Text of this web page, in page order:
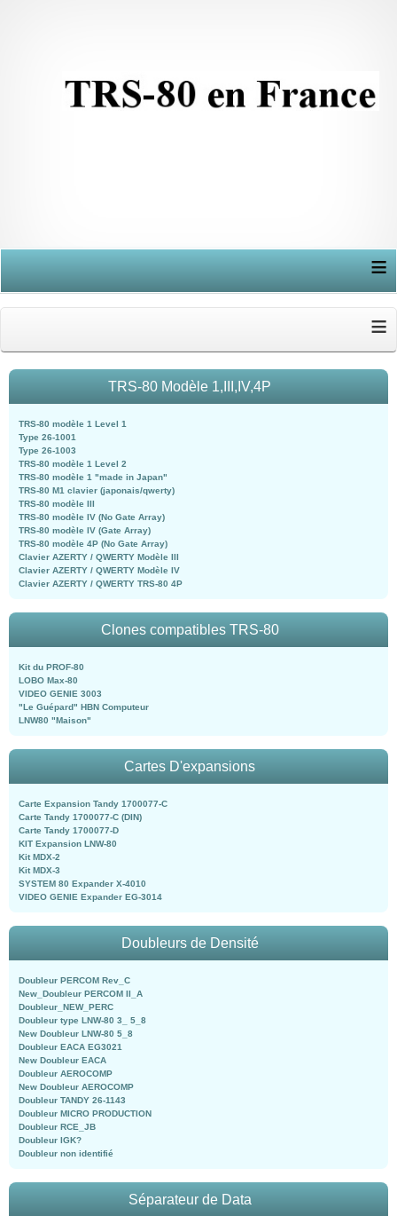
≡
≡
TRS-80 Modèle 1,III,IV,4P
TRS-80 modèle 1 Level 1
Type 26-1001
Type 26-1003
TRS-80 modèle 1 Level 2
TRS-80 modèle 1 "made in Japan"
TRS-80 M1 clavier (japonais/qwerty)
TRS-80 modèle III
TRS-80 modèle IV (No Gate Array)
TRS-80 modèle IV (Gate Array)
TRS-80 modèle 4P (No Gate Array)
Clavier AZERTY / QWERTY Modèle III
Clavier AZERTY / QWERTY Modèle IV
Clavier AZERTY / QWERTY TRS-80 4P
Clones compatibles TRS-80
Kit du PROF-80
LOBO Max-80
VIDEO GENIE 3003
"Le Guépard" HBN Computeur
LNW80 "Maison"
Cartes D'expansions
Carte Expansion Tandy 1700077-C
Carte Tandy 1700077-C (DIN)
Carte Tandy 1700077-D
KIT Expansion LNW-80
Kit MDX-2
Kit MDX-3
SYSTEM 80 Expander X-4010
VIDEO GENIE Expander EG-3014
Doubleurs de Densité
Doubleur PERCOM Rev_C
New_Doubleur PERCOM II_A
Doubleur_NEW_PERC
Doubleur type LNW-80 3_ 5_8
New Doubleur LNW-80 5_8
Doubleur EACA EG3021
New Doubleur EACA
Doubleur AEROCOMP
New Doubleur AEROCOMP
Doubleur TANDY 26-1143
Doubleur MICRO PRODUCTION
Doubleur RCE_JB
Doubleur IGK?
Doubleur non identifié
Séparateur de Data